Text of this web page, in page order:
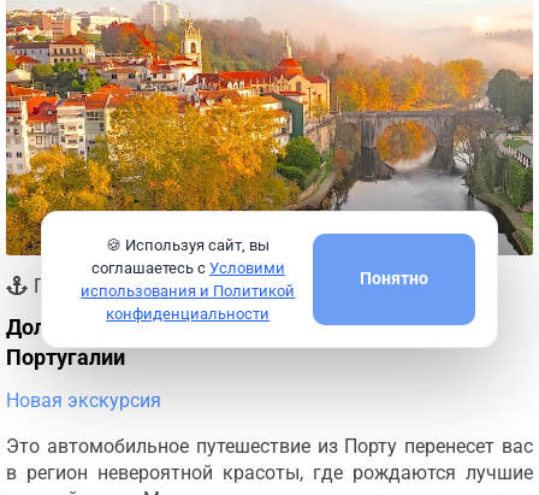
Порту
Долина Доуру — одно из самых красивых мест
Португалии
Новая экскурсия
Это автомобильное путешествие из Порту перенесет вас
в регион невероятной красоты, где рождаются лучшие
🍪 Используя сайт, вы
соглашаетесь с Условими
использования и Политикой
конфиденциальности
Понятно